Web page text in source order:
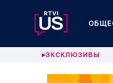
▶ЭКСКЛЮЗИВЫ